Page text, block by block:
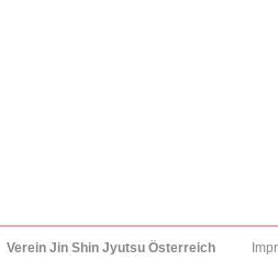
Verein Jin Shin Jyutsu Österreich